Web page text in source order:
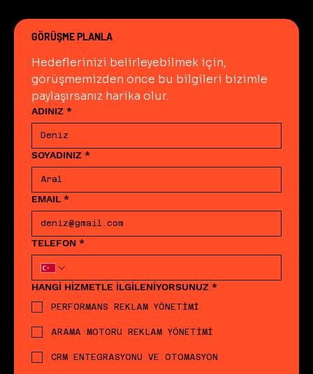
GÖRÜŞME PLANLA
Hedeflerinizi belirleyebilmek için,
görüşmemizden önce bu bilgileri bizimle
paylaşırsanız harika olur.
ADINIZ *
SOYADINIZ *
EMAIL *
TELEFON *
HANGİ HİZMETLE İLGİLENİYORSUNUZ *
PERFORMANS REKLAM YÖNETİMİ
ARAMA MOTORU REKLAM YÖNETİMİ
CRM ENTEGRASYONU VE OTOMASYON